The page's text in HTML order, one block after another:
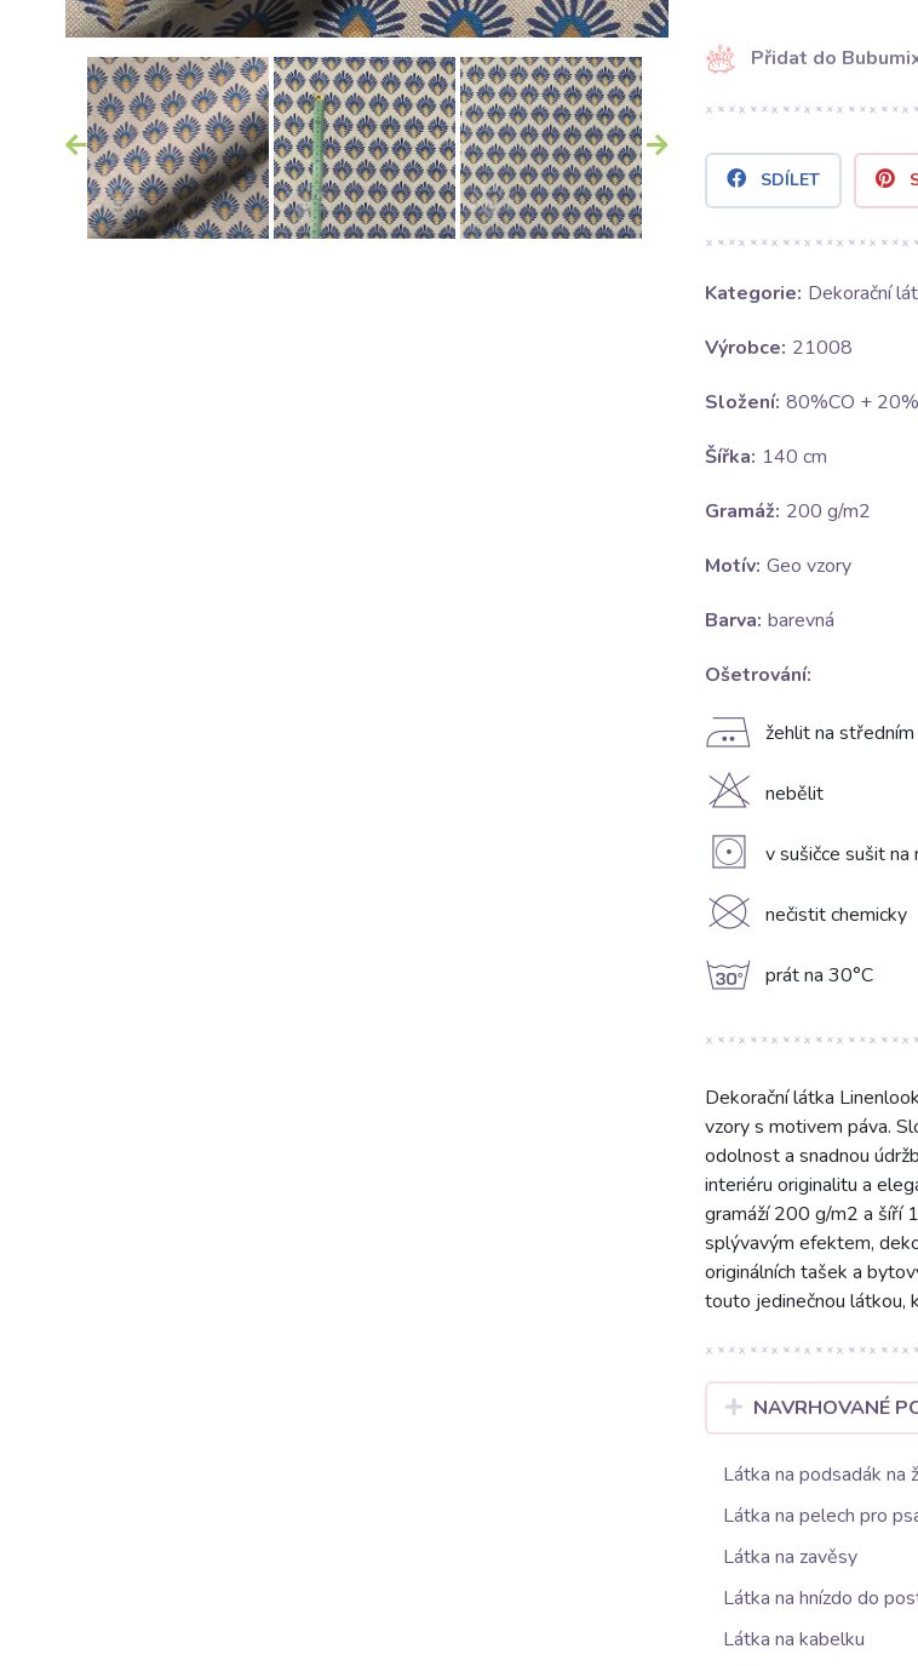
Přidat do
SDÍLET
Kategorie: Dekorační
Výrobce: 21008
Složení: 80%CO +
Šířka: 140 cm
Gramáž: 200 g/m2
Motív: Geo vzory
Barva: barevná
Ošetrování:
E žehlit na
H nebělit
V v sušičce sušit na
K nečistit chemicky
g prát na 30°C
Dekorační látka
vzory s motivem páva.
odolnost a snadnou
interiéru originalitu a
gramáží 200 g/m2 a šíří
splývavým efektem,
originálních tašek a
touto jedinečnou látkou,
NAVRHOVANÉ
Látka na podsadák na
Látka na pelech pro
Látka na zavěsy
Látka na hnízdo do
Látka na kabelku